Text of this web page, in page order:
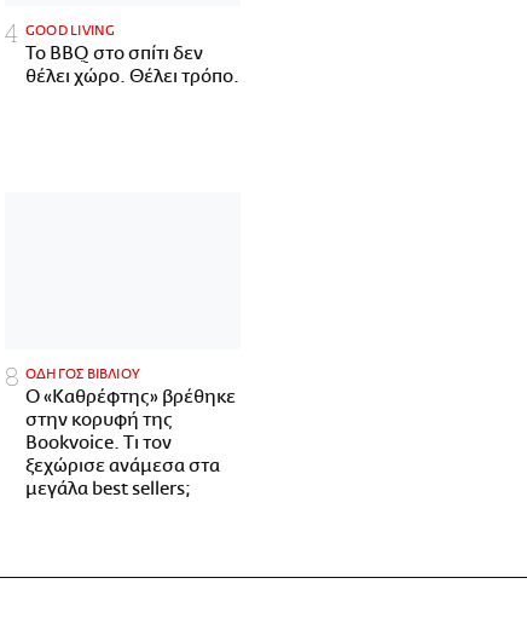
GOOD LIVING
Το BBQ στο σπίτι δεν
θέλει χώρο. Θέλει τρόπο.
ΟΔΗΓΟΣ ΒΙΒΛΙΟΥ
Ο «Καθρέφτης» βρέθηκε
στην κορυφή της
Bookvoice. Τι τον
ξεχώρισε ανάμεσα στα
μεγάλα best sellers;